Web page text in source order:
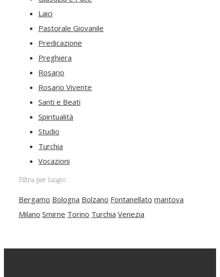
Laici
Pastorale Giovanile
Predicazione
Preghiera
Rosario
Rosario Vivente
Santi e Beati
Spiritualità
Studio
Turchia
Vocazioni
Filtra per luogo:
Bergamo Bologna Bolzano Fontanellato mantova
Milano Smirne Torino Turchia Venezia